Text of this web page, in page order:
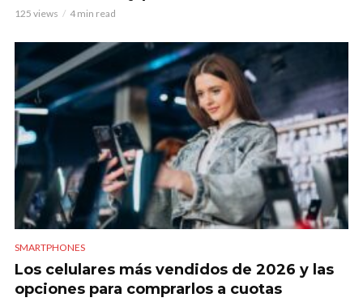
125 views 4 min read
SMARTPHONES
Los celulares más vendidos de 2026 y las
opciones para comprarlos a cuotas